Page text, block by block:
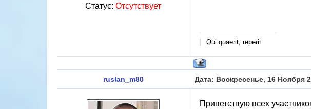
Статус: Отсутствует
Qui quaerit, reperit
ruslan_m80 Дата: Воскресенье, 16 Ноября
Приветствую всех